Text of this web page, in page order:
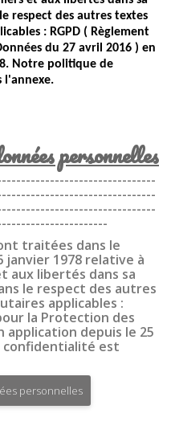
respect des autres textes
: RGPD ( Règlement
du 27 avril 2016 ) en
Notre politique de
l'annexe.
personnelles
traitées dans le
janvier 1978 relative à
aux libertés dans sa
le respect des autres
applicables :
la Protection des
application depuis le 25
confidentialité est
personnelles